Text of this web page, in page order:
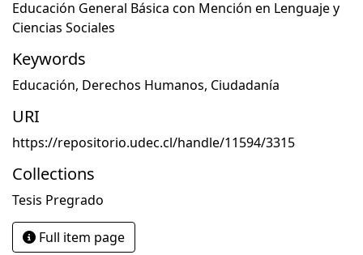
Educación General Básica con Mención en Lenguaje y
Ciencias Sociales
Keywords
Educación, Derechos Humanos, Ciudadanía
URI
https://repositorio.udec.cl/handle/11594/3315
Collections
Tesis Pregrado
Full item page